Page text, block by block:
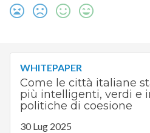
WHITEPAPER
Come le città italiane
più intelligenti, verdi e
politiche di coesione
30 Lug 2025